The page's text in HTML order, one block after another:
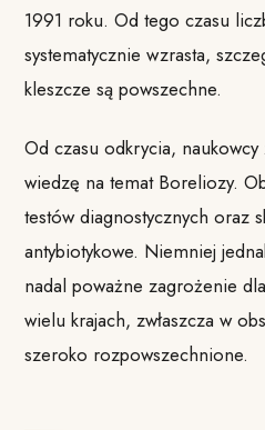
1991 roku. Od tego czasu
systematycznie wzrasta,
kleszcze są powszechne.
Od czasu odkrycia,
wiedzę na temat Boreliozy.
testów diagnostycznych oraz
antybiotykowe. Niemniej
nadal poważne zagrożenie
wielu krajach, zwłaszcza w
szeroko rozpowszechnione.